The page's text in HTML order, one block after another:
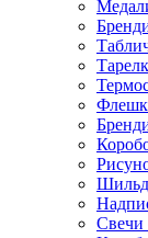
Свечи